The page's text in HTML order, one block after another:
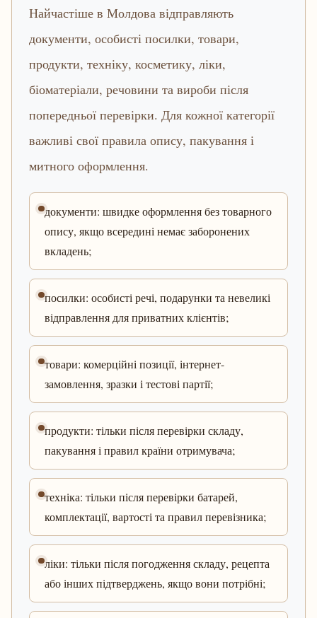
Найчастіше в Молдова відправляють
документи, особисті посилки, товари,
продукти, техніку, косметику, ліки,
біоматеріали, речовини та вироби після
попередньої перевірки. Для кожної категорії
важливі свої правила опису, пакування і
митного оформлення.
документи: швидке оформлення без товарного
опису, якщо всередині немає заборонених
вкладень;
посилки: особисті речі, подарунки та невеликі
відправлення для приватних клієнтів;
товари: комерційні позиції, інтернет-
замовлення, зразки і тестові партії;
продукти: тільки після перевірки складу,
пакування і правил країни отримувача;
техніка: тільки після перевірки батарей,
комплектації, вартості та правил перевізника;
ліки: тільки після погодження складу, рецепта
або інших підтверджень, якщо вони потрібні;